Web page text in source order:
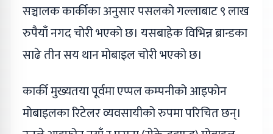
सञ्चालक कार्कीका अनुसार पसलको गल्लाबाट ९ लाख
रुपैयाँ नगद चोरी भएको छ। यसबाहेक विभिन्न ब्रान्डका
साढे तीन सय थान मोबाइल चोरी भएको छ।
कार्की मुख्यतया पूर्वमा एप्पल कम्पनीको आइफोन
मोबाइलका रिटेलर व्यवसायीको रुपमा परिचित छन्।